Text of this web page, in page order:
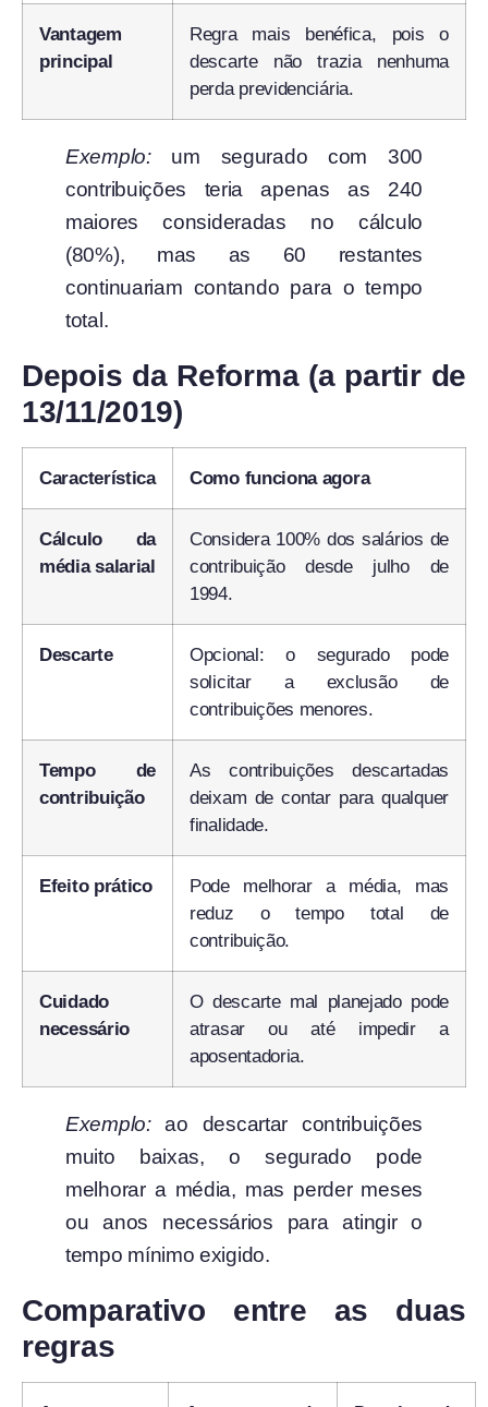
Vantagem
principal
Regra mais benéfica, pois o
descarte não trazia nenhuma
perda previdenciária.
Exemplo:um segurado com 300
contribuições teria apenas as 240
maiores consideradas no cálculo
(80%), mas as 60 restantes
continuariam contando para o tempo
total.
Depois da Reforma (a partir de
13/11/2019)
Característica Como funciona agora
Cálculo da
média salarial
Considera 100% dos salários de
contribuição desde julho de
1994.
Descarte
Opcional: o segurado pode
solicitar a exclusão de
contribuições menores.
Tempo de
contribuição
As contribuições descartadas
deixam de contar para qualquer
finalidade.
Efeito prático
Pode melhorar a média, mas
reduz o tempo total de
contribuição.
Cuidado
necessário
O descarte mal planejado pode
atrasar ou até impedir a
aposentadoria.
Exemplo:ao descartar contribuições
muito baixas, o segurado pode
melhorar a média, mas perder meses
ou anos necessários para atingir o
tempo mínimo exigido.
Comparativo entre as duas
regras